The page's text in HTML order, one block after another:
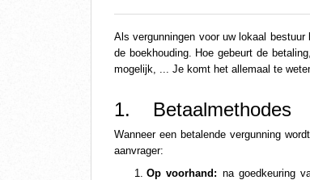
Als vergunningen voor uw lokaal
de boekhouding. Hoe gebeurt de
mogelijk, ... Je komt het allemaal te
1.    Betaalmethodes
Wanneer een betalende vergunning
aanvrager:
Op voorhand: na goedkeuring